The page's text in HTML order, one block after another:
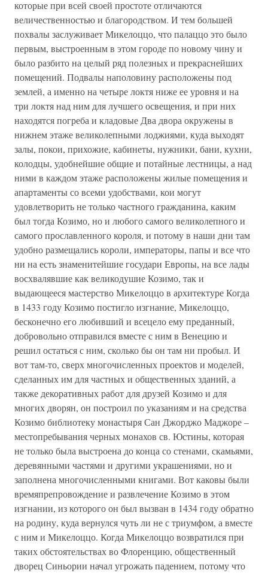
которые при всей своей простоте отличаются
величественностью и благородством. И тем большей
похвалы заслуживает Микелоццо, что палаццо это было
первым, выстроенным в этом городе по новому чину и
было разбито на целый ряд полезных и прекраснейших
помещений. Подвалы наполовину расположены под
землей, а именно на четыре локтя ниже ее уровня и на
три локтя над ним для лучшего освещения, и при них
находятся погреба и кладовые Два двора окружены в
нижнем этаже великолепными лоджиями, куда выходят
залы, покои, прихожие, кабинеты, нужники, бани, кухни,
колодцы, удобнейшие общие и потайные лестницы, а над
ними в каждом этаже расположены жилые помещения и
апартаменты со всеми удобствами, кои могут
удовлетворить не только частного гражданина, каким
был тогда Козимо, но и любого самого великолепного и
самого прославленного короля, и потому в наши дни там
удобно размещались короли, императоры, папы и все что
ни на есть знаменитейшие государи Европы, на все лады
восхвалявшие как великодушие Козимо, так и
выдающееся мастерство Микелоццо в архитектуре Когда
в 1433 году Козимо постигло изгнание, Микелоццо,
бесконечно его любивший и всецело ему преданный,
добровольно отправился вместе с ним в Венецию и
решил остаться с ним, сколько бы он там ни пробыл. И
вот там-то, сверх многочисленных проектов и моделей,
сделанных им для частных и общественных зданий, а
также декоративных работ для друзей Козимо и для
многих дворян, он построил по указаниям и на средства
Козимо библиотеку монастыря Сан Джорджо Маджоре –
местопребывания черных монахов св. Юстины, которая
не только была выстроена до конца со стенами, скамьями,
деревянными частями и другими украшениями, но и
заполнена многочисленными книгами. Вот каковы были
времяпрепровождение и развлечение Козимо в этом
изгнании, из которого он был вызван в 1434 году обратно
на родину, куда вернулся чуть ли не с триумфом, а вместе
с ним и Микелоццо. Когда Микелоццо возвратился при
таких обстоятельствах во Флоренцию, общественный
дворец Синьории начал угрожать падением, потому что